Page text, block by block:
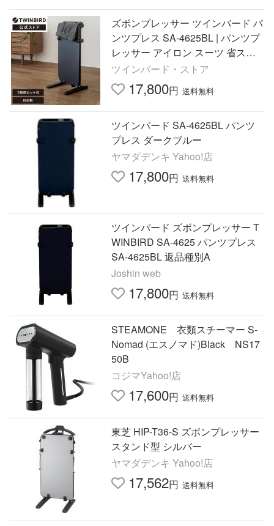
ズボンプレッサー ツインバード パ
ンツプレス SA-4625BL | パンツプ
レッサー アイロン スーツ 省スペ
ース設計 スタンド
ツインバード・ストア
17,800円 送料無料
ツインバード SA-4625BL パンツ
プレス ダークブルー
ヤマダデンキ Yahoo!店
17,800円 送料無料
ツインバード ズボンプレッサー T
WINBIRD SA-4625 パンツプレス
SA-4625BL 返品種別A
Joshin web
17,800円 送料無料
STEAMONE 衣類スチーマー S-
Nomad (エスノマド)Black NS17
50B
コジマYahoo!店
17,600円 送料無料
東芝 HIP-T36-S ズボンプレッサー
スタンド型 シルバー
ヤマダデンキ Yahoo!店
17,562円 送料無料